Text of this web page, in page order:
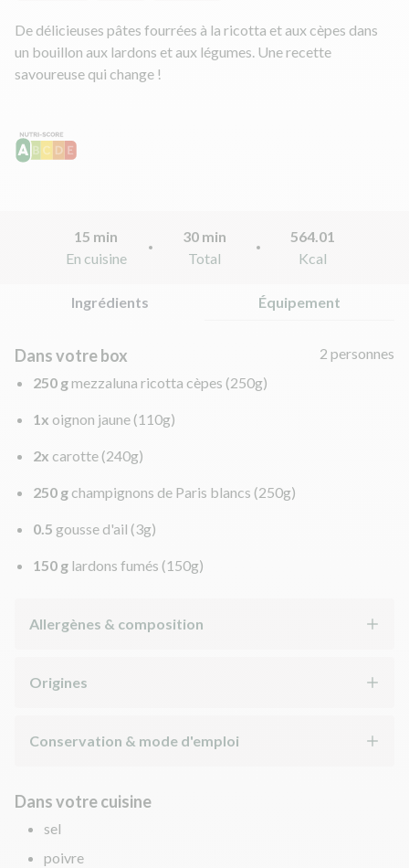
De délicieuses pâtes fourrées à la ricotta et aux cèpes dans
un bouillon aux lardons et aux légumes. Une recette
savoureuse qui change !
15 min
En cuisine
30 min
Total
564.01
Kcal
Ingrédients Équipement
Dans votre box
2 personnes
250 gmezzaluna ricotta cèpes (250g)
1x oignon jaune (110g)
2x carotte (240g)
250 g champignons de Paris blancs (250g)
0.5 gousse d'ail (3g)
150 g lardons fumés (150g)
Allergènes & composition
Origines
Conservation & mode d'emploi
Dans votre cuisine
sel
poivre